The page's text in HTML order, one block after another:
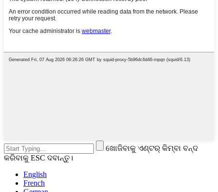
ଖୋଜିବାକୁ ଏଣ୍ଟର୍ କିମ୍ବା ବନ୍ଦ
କରିବାକୁ ESC ଦବାନ୍ତୁ।
English
French